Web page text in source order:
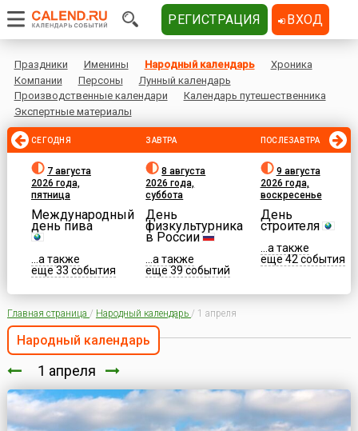
Праздники Именины Народный календарь
Хроника
Компании
Персоны
Лунный календарь
Производственные календари
Календарь путешественника
Экспертные материалы
СЕГОДНЯ
7 августа
2026 года,
пятница
Международный
день пива
...а также
еще 33 события
ЗАВТРА
8 августа
2026 года,
суббота
День
физкультурника
в России
...а также
еще 39 событий
ПОСЛЕЗАВТРА
9 августа
2026 года,
воскресенье
День
строителя
...а также
еще 42 события
Главная страница / Народный календарь / 1 апреля
Народный календарь
1 апреля
РЕГИСТРАЦИЯ ВХОД